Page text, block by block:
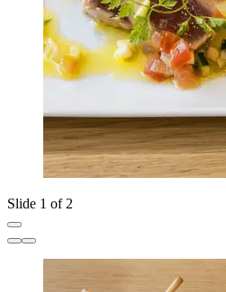
Slide 1 of 2